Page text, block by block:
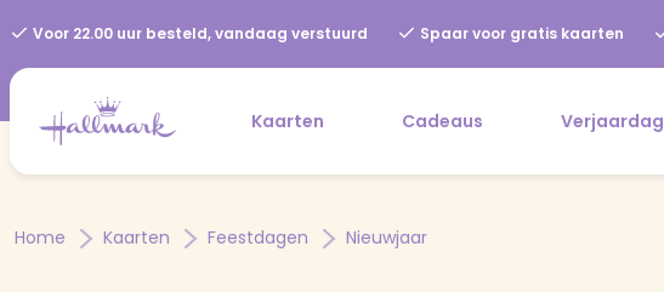
Voor 22.00 uur besteld, vandaag verstuurd Spaar voor gratis kaarten
Kaarten Cadeaus Verjaardag
Home Kaarten Feestdagen Nieuwjaar